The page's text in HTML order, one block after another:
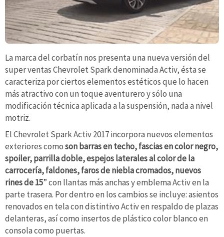
La marca del corbatín nos presenta una nueva versión del
super ventas Chevrolet Spark denominada Activ, ésta se
caracteriza por ciertos elementos estéticos que lo hacen
más atractivo con un toque aventurero y sólo una
modificación técnica aplicada a la suspensión, nada a nivel
motriz.
El Chevrolet Spark Activ 2017 incorpora nuevos elementos
exteriores comoson barras en techo, fascias en color negro,
spoiler, parrilla doble, espejos laterales al color de la
carrocería, faldones, faros de niebla cromados, nuevos
rines de 15” con llantas más anchas y emblema Activ en la
parte trasera. Por dentro en los cambios se incluye: asientos
renovados en tela con distintivo Activ en respaldo de plazas
delanteras, así como insertos de plástico color blanco en
consola como puertas.